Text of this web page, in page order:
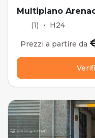
Multipiano
(1) • H24
Prezzi a partire da